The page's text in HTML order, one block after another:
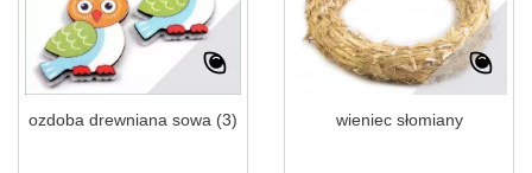
ozdoba drewniana sowa (3) wieniec słomiany